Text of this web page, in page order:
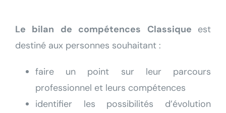
Le bilan de compétences Classique est
destiné aux personnes souhaitant :
faire un point sur leur parcours
professionnel et leurs compétences
identifier les possibilités d’évolution